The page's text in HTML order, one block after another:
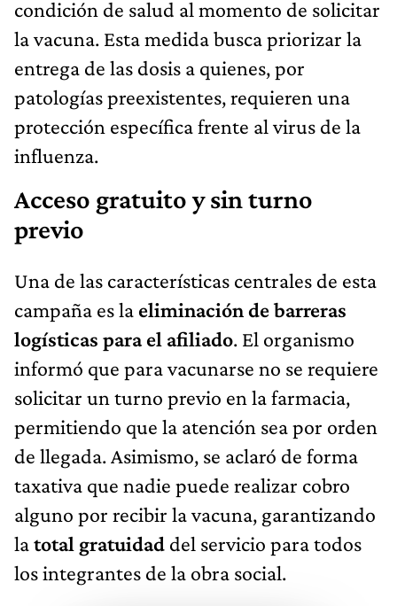
condición de salud al momento de solicitar
la vacuna. Esta medida busca priorizar la
entrega de las dosis a quienes, por
patologías preexistentes, requieren una
protección específica frente al virus de la
influenza.
Acceso gratuito y sin turno
previo
Una de las características centrales de esta
campaña es la eliminación de barreras
logísticas para el afiliado. El organismo
informó que para vacunarse no se requiere
solicitar un turno previo en la farmacia,
permitiendo que la atención sea por orden
de llegada. Asimismo, se aclaró de forma
taxativa que nadie puede realizar cobro
alguno por recibir la vacuna, garantizando
latotal gratuidad del servicio para todos
los integrantes de la obra social.